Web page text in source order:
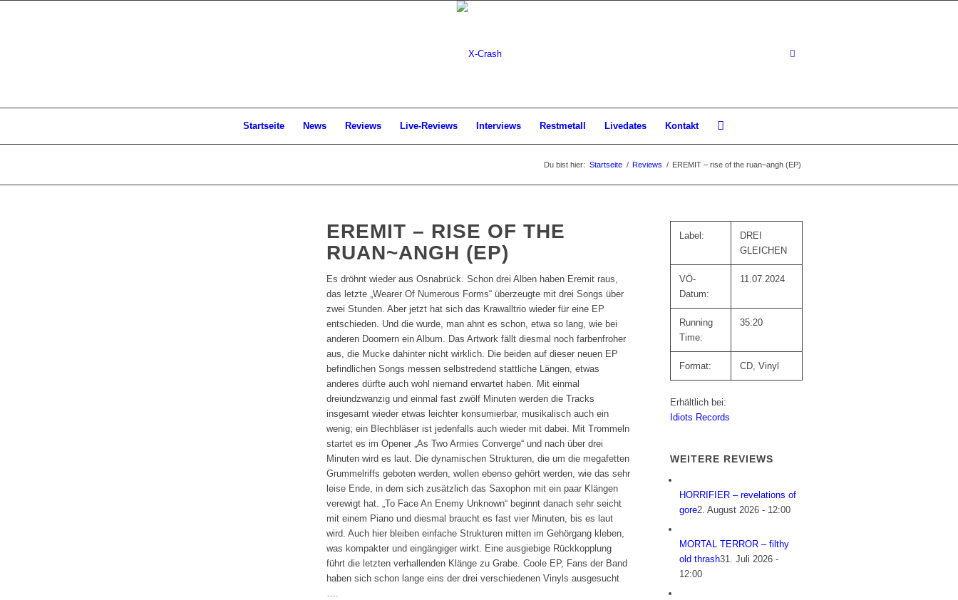
Startseite News Reviews Live-Reviews Interviews Restmetall Livedates Kontakt
Du bist hier: Startseite / Reviews / EREMIT – rise of the ruan~angh (EP)
EREMIT – RISE OF THE
RUAN~ANGH (EP)
Es dröhnt wieder aus Osnabrück. Schon drei Alben haben Eremit raus,
das letzte „Wearer Of Numerous Forms“ überzeugte mit drei Songs über
zwei Stunden. Aber jetzt hat sich das Krawalltrio wieder für eine EP
entschieden. Und die wurde, man ahnt es schon, etwa so lang, wie bei
anderen Doomern ein Album. Das Artwork fällt diesmal noch farbenfroher
aus, die Mucke dahinter nicht wirklich. Die beiden auf dieser neuen EP
befindlichen Songs messen selbstredend stattliche Längen, etwas
anderes dürfte auch wohl niemand erwartet haben. Mit einmal
dreiundzwanzig und einmal fast zwölf Minuten werden die Tracks
insgesamt wieder etwas leichter konsumierbar, musikalisch auch ein
wenig; ein Blechbläser ist jedenfalls auch wieder mit dabei. Mit Trommeln
startet es im Opener „As Two Armies Converge“ und nach über drei
Minuten wird es laut. Die dynamischen Strukturen, die um die megafetten
Grummelriffs geboten werden, wollen ebenso gehört werden, wie das sehr
leise Ende, in dem sich zusätzlich das Saxophon mit ein paar Klängen
verewigt hat. „To Face An Enemy Unknown“ beginnt danach sehr seicht
mit einem Piano und diesmal braucht es fast vier Minuten, bis es laut
wird. Auch hier bleiben einfache Strukturen mitten im Gehörgang kleben,
was kompakter und eingängiger wirkt. Eine ausgiebige Rückkopplung
führt die letzten verhallenden Klänge zu Grabe. Coole EP, Fans der Band
haben sich schon lange eins der drei verschiedenen Vinyls ausgesucht
….
Label:
DREI
GLEICHEN
VÖ-
Datum:
11.07.2024
Running
Time:
35:20
Format: CD, Vinyl
Erhältlich bei:
Idiots Records
WEITERE REVIEWS
HORRIFIER – revelations of
gore2. August 2026 - 12:00
MORTAL TERROR – filthy
old thrash31. Juli 2026 -
12:00